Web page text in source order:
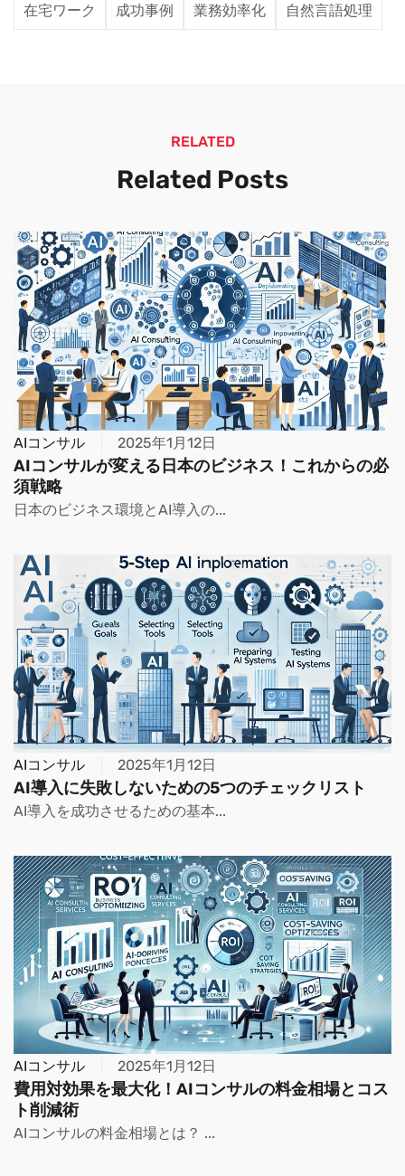
在宅ワーク 成功事例 業務効率化 自然言語処理
RELATED
Related Posts
AIコンサル 2025年1月12日
AIコンサルが変える日本のビジネス！これからの必
須戦略
日本のビジネス環境とAI導入の...
AIコンサル 2025年1月12日
AI導入に失敗しないための5つのチェックリスト
AI導入を成功させるための基本...
AIコンサル 2025年1月12日
費用対効果を最大化！AIコンサルの料金相場とコス
ト削減術
AIコンサルの料金相場とは？ ...